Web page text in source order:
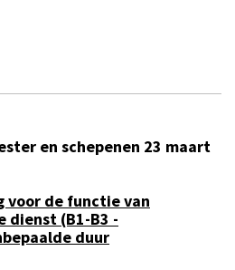
en schepenen 23 maart
voor de functie van
dienst (B1-B3 -
duur